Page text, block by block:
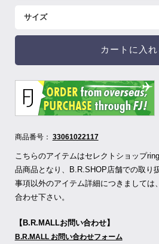
カートに入れ
商品番号： 33061022117
こちらのアイテムはセレクトショップ
品商品となり、B.R.SHOP店舗での取り
事項以外のアイテム詳細につきましては
合わせ下さい。
【B.R.MALLお問い合わせ】
B.R.MALL お問い合わせフォーム